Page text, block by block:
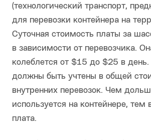
(технологический транспорт,
для перевозки контейнера на
Суточная стоимость платы за
в зависимости от перевозчика.
колеблется от $15 до $25 в
должны быть учтены в общей
внутренних перевозок. Чем
используется на контейнере, тем
плата.